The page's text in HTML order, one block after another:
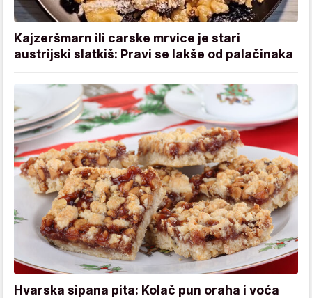
Kajzeršmarn ili carske mrvice je stari
austrijski slatkiš: Pravi se lakše od palačinaka
Hvarska sipana pita: Kolač pun oraha i voća